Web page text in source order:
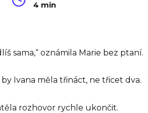
4 min
sama,“ oznámila Marie bez ptaní.
Ivana měla třináct, ne třicet dva.
rozhovor rychle ukončit.